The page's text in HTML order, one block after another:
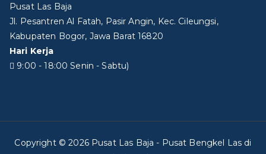
Pusat Las Baja
Jl. Pesantren Al Fatah, Pasir Angin, Kec. Cileungsi,
Kabupaten Bogor, Jawa Barat 16820
Hari Kerja
9:00 - 18:00 Senin - Sabtu)
Copyright © 2026 Pusat Las Baja - Pusat Bengkel Las di